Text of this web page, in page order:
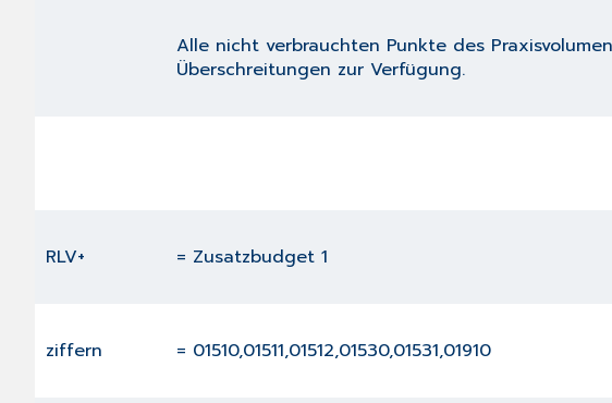
Alle nicht verbrauchten Punkte des
Überschreitungen zur Verfügung.
RLV+ = Zusatzbudget 1
ziffern = 01510,01511,01512,01530,01531,01910